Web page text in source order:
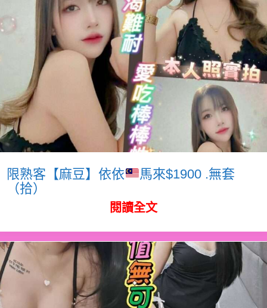
限熟客【麻豆】依依
馬來$1900 .無套
（拾）
閱讀全文